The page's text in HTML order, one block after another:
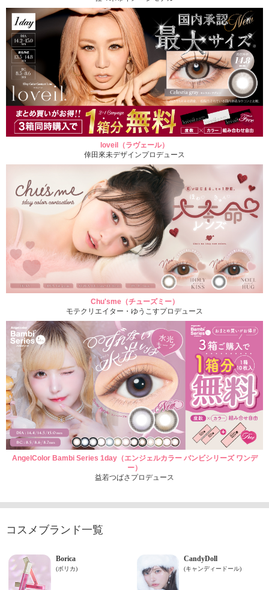
loveil（ラヴェール）
倖田來未デザインプロデュース
Chu'sme（チューズミー）
モテクリエイター・ゆうこすプロデュース
AngelColor Bambi Series 1day（エンジェルカラー バンビシリーズ ワンデ
ー）
益若つばさプロデュース
コスメブランド一覧